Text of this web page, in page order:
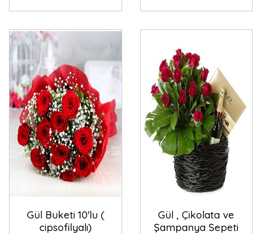
Gül Buketi 10'lu (
cipsofilyalı)
Gül , Çikolata ve
Şampanya Sepeti